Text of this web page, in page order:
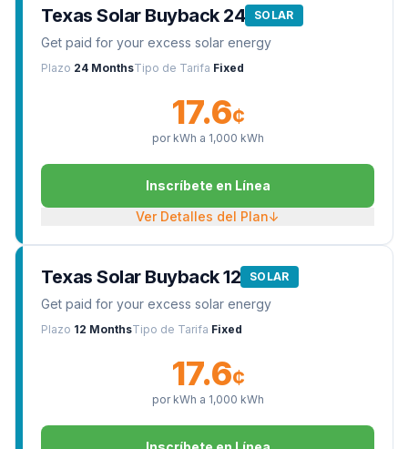
Texas Solar Buyback 24 SOLAR
Get paid for your excess solar energy
Plazo 24 MonthsTipo de Tarifa Fixed
17.6¢
por kWh a 1,000 kWh
Inscríbete en Línea
Ver Detalles del Plan↓
Texas Solar Buyback 12 SOLAR
Get paid for your excess solar energy
Plazo 12 MonthsTipo de Tarifa Fixed
17.6¢
por kWh a 1,000 kWh